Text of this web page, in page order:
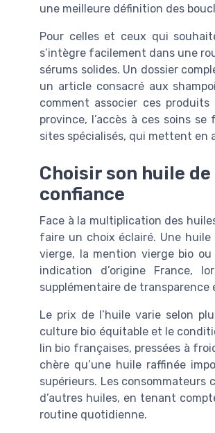
une meilleure définition des
Pour celles et ceux qui
s’intègre facilement dans une
sérums solides. Un dossier
un article consacré aux
comment associer ces
province, l’accès à ces soins
sites spécialisés, qui mettent en
Choisir son huile
confiance
Face à la multiplication des
faire un choix éclairé. Une
vierge, la mention vierge bio
indication d’origine France,
supplémentaire de transparence
Le prix de l’huile varie selon
culture bio équitable et le
lin bio françaises, pressées à
chère qu’une huile raffinée
supérieurs. Les consommateurs
d’autres huiles, en tenant
routine quotidienne.